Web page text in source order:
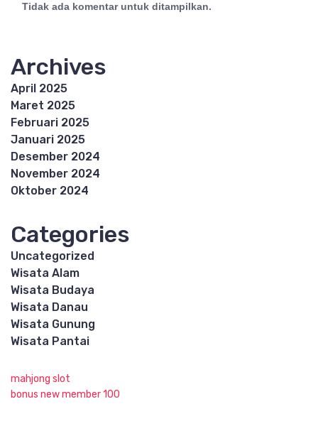
Tidak ada komentar untuk ditampilkan.
Archives
April 2025
Maret 2025
Februari 2025
Januari 2025
Desember 2024
November 2024
Oktober 2024
Categories
Uncategorized
Wisata Alam
Wisata Budaya
Wisata Danau
Wisata Gunung
Wisata Pantai
mahjong slot
bonus new member 100